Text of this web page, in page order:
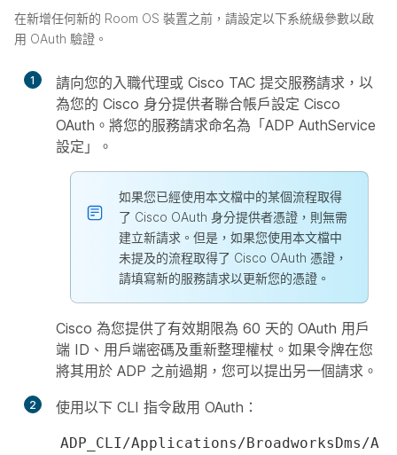
在新增任何新的 Room OS 裝置之前，請設定以下系統級參數以啟
用 OAuth 驗證。
1
請向您的入職代理或 Cisco TAC 提交服務請求，以
為您的 Cisco 身分提供者聯合帳戶設定 Cisco
OAuth。將您的服務請求命名為「ADP AuthService
設定」。
如果您已經使用本文檔中的某個流程取得
了 Cisco OAuth 身分提供者憑證，則無需
建立新請求。但是，如果您使用本文檔中
未提及的流程取得了 Cisco OAuth 憑證，
請填寫新的服務請求以更新您的憑證。
Cisco 為您提供了有效期限為 60 天的 OAuth 用戶
端 ID、用戶端密碼及重新整理權杖。如果令牌在您
將其用於 ADP 之前過期，您可以提出另一個請求。
2 使用以下 CLI 指令啟用 OAuth：
ADP_CLI/Applications/BroadworksDms/A